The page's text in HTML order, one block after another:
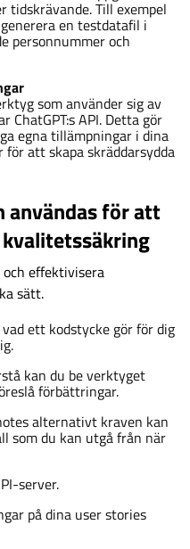
tidskrävande. Till exempel
en testdatafil i
personnummer och
som använder sig av
ChatGPT:s API. Detta gör
egna tillämpningar i dina
att skapa skräddarsydda
användas för att
effektivisera
sätt.
ett kodstycke gör för dig
kan du be verktyget
förbättringar.
alternativt kraven kan
som du kan utgå från när
server.
på dina user stories